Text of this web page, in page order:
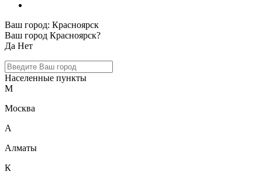
Ваш город: Красноярск
Ваш город Красноярск?
Да Нет
Населенные пункты
М
Москва
А
Алматы
К